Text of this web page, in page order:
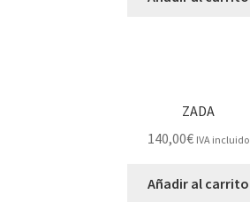
ZADA
140,00€ IVA incluido
Añadir al carrito